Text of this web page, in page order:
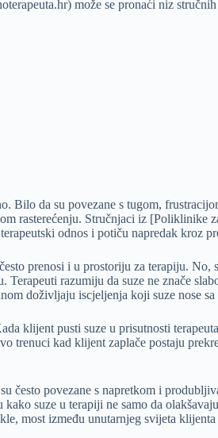
može se pronaći niz
Bilo da su povezane s tugom,
rasterećenju. Stručnjaci iz
odnos i potiču napredak kroz
prenosi i u prostoriju za terapiju.
razumiju da suze ne znače
doživljaju iscjeljenja koji suze nose sa
klijent pusti suze u prisutnosti
trenuci kad klijent zaplače postaju
često povezane s napretkom i
suze u terapiji ne samo da
most između unutarnjeg svijeta